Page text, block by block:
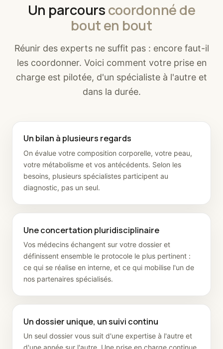
Un parcourscoordonné de
bout en bout
Réunir des experts ne suffit pas : encore faut-il
les coordonner. Voici comment votre prise en
charge est pilotée, d'un spécialiste à l'autre et
dans la durée.
Un bilan à plusieurs regards
On évalue votre composition corporelle, votre peau,
votre métabolisme et vos antécédents. Selon les
besoins, plusieurs spécialistes participent au
diagnostic, pas un seul.
Une concertation pluridisciplinaire
Vos médecins échangent sur votre dossier et
définissent ensemble le protocole le plus pertinent :
ce qui se réalise en interne, et ce qui mobilise l'un de
nos partenaires spécialisés.
Un dossier unique, un suivi continu
Un seul dossier vous suit d'une expertise à l'autre et